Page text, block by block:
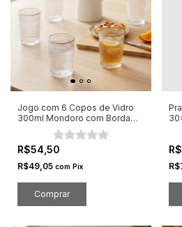
Jogo com 6 Copos de Vidro
300ml Mondoro com Borda
R$54,50
R$49,05 com Pix